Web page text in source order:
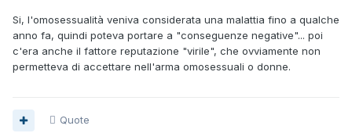
Si, l'omosessualità veniva considerata una malattia fino a qualche
anno fa, quindi poteva portare a "conseguenze negative"... poi
c'era anche il fattore reputazione "virile", che ovviamente non
permetteva di accettare nell'arma omosessuali o donne.
Quote